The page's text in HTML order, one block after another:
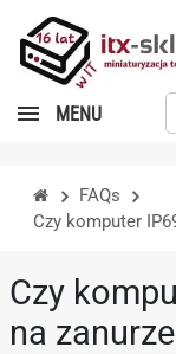
MENU
FAQs
Czy komputer
Czy
na